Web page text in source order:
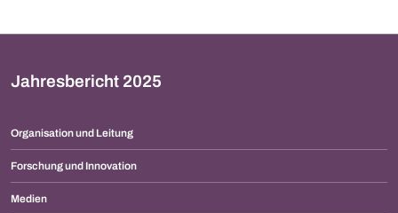
Jahresbericht 2025
Organisation und Leitung
Forschung und Innovation
Medien